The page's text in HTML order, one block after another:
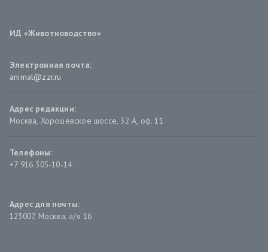
ИД «Животноводство»
Электронная почта:
animal@zzr.ru
Адрес редакции:
Москва, Хорошевское шоссе, 32 А, оф. 11
Телефоны:
+7 916 305-10-14
Адрес для почты:
123007, Москва, а/я 16